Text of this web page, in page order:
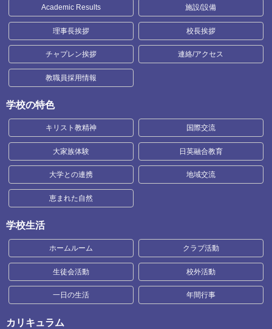
Academic Results 施設/設備
理事長挨拶 校長挨拶
チャプレン挨拶 連絡/アクセス
教職員採用情報
学校の特色
キリスト教精神 国際交流
大家族体験 日英融合教育
大学との連携 地域交流
恵まれた自然
学校生活
ホームルーム クラブ活動
生徒会活動 校外活動
一日の生活 年間行事
カリキュラム